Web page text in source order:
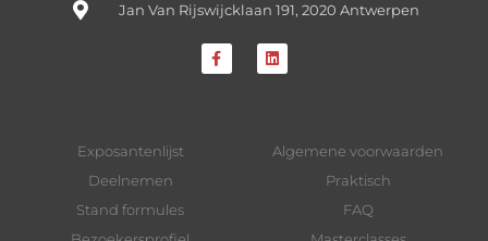
Jan Van Rijswijcklaan 191, 2020 Antwerpen
Exposantenlijst
Deelnemen
Stand formules
Algemene voorwaarden
Praktisch
FAQ